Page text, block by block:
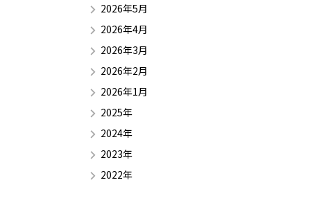
2026年5月
2026年4月
2026年3月
2026年2月
2026年1月
2025年
2024年
2023年
2022年